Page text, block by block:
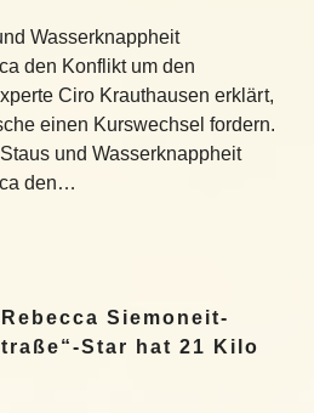
Wasserknappheit
den Konflikt um den
Ciro Krauthausen erklärt,
einen Kurswechsel fordern.
und Wasserknappheit
den…
Siemoneit-
Star hat 21 Kilo